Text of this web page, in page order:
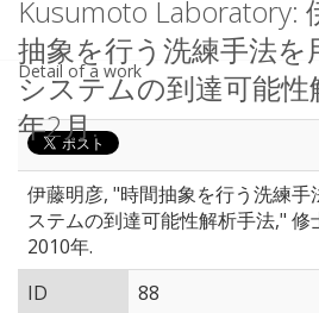
Kusumoto Laboratory:
抽象を行う洗練手法を
システムの到達可能性
年2月.
Detail of a work
伊藤明彦, "時間抽象を行う洗練
ステムの到達可能性解析手法," 修
2010年.
ID
88